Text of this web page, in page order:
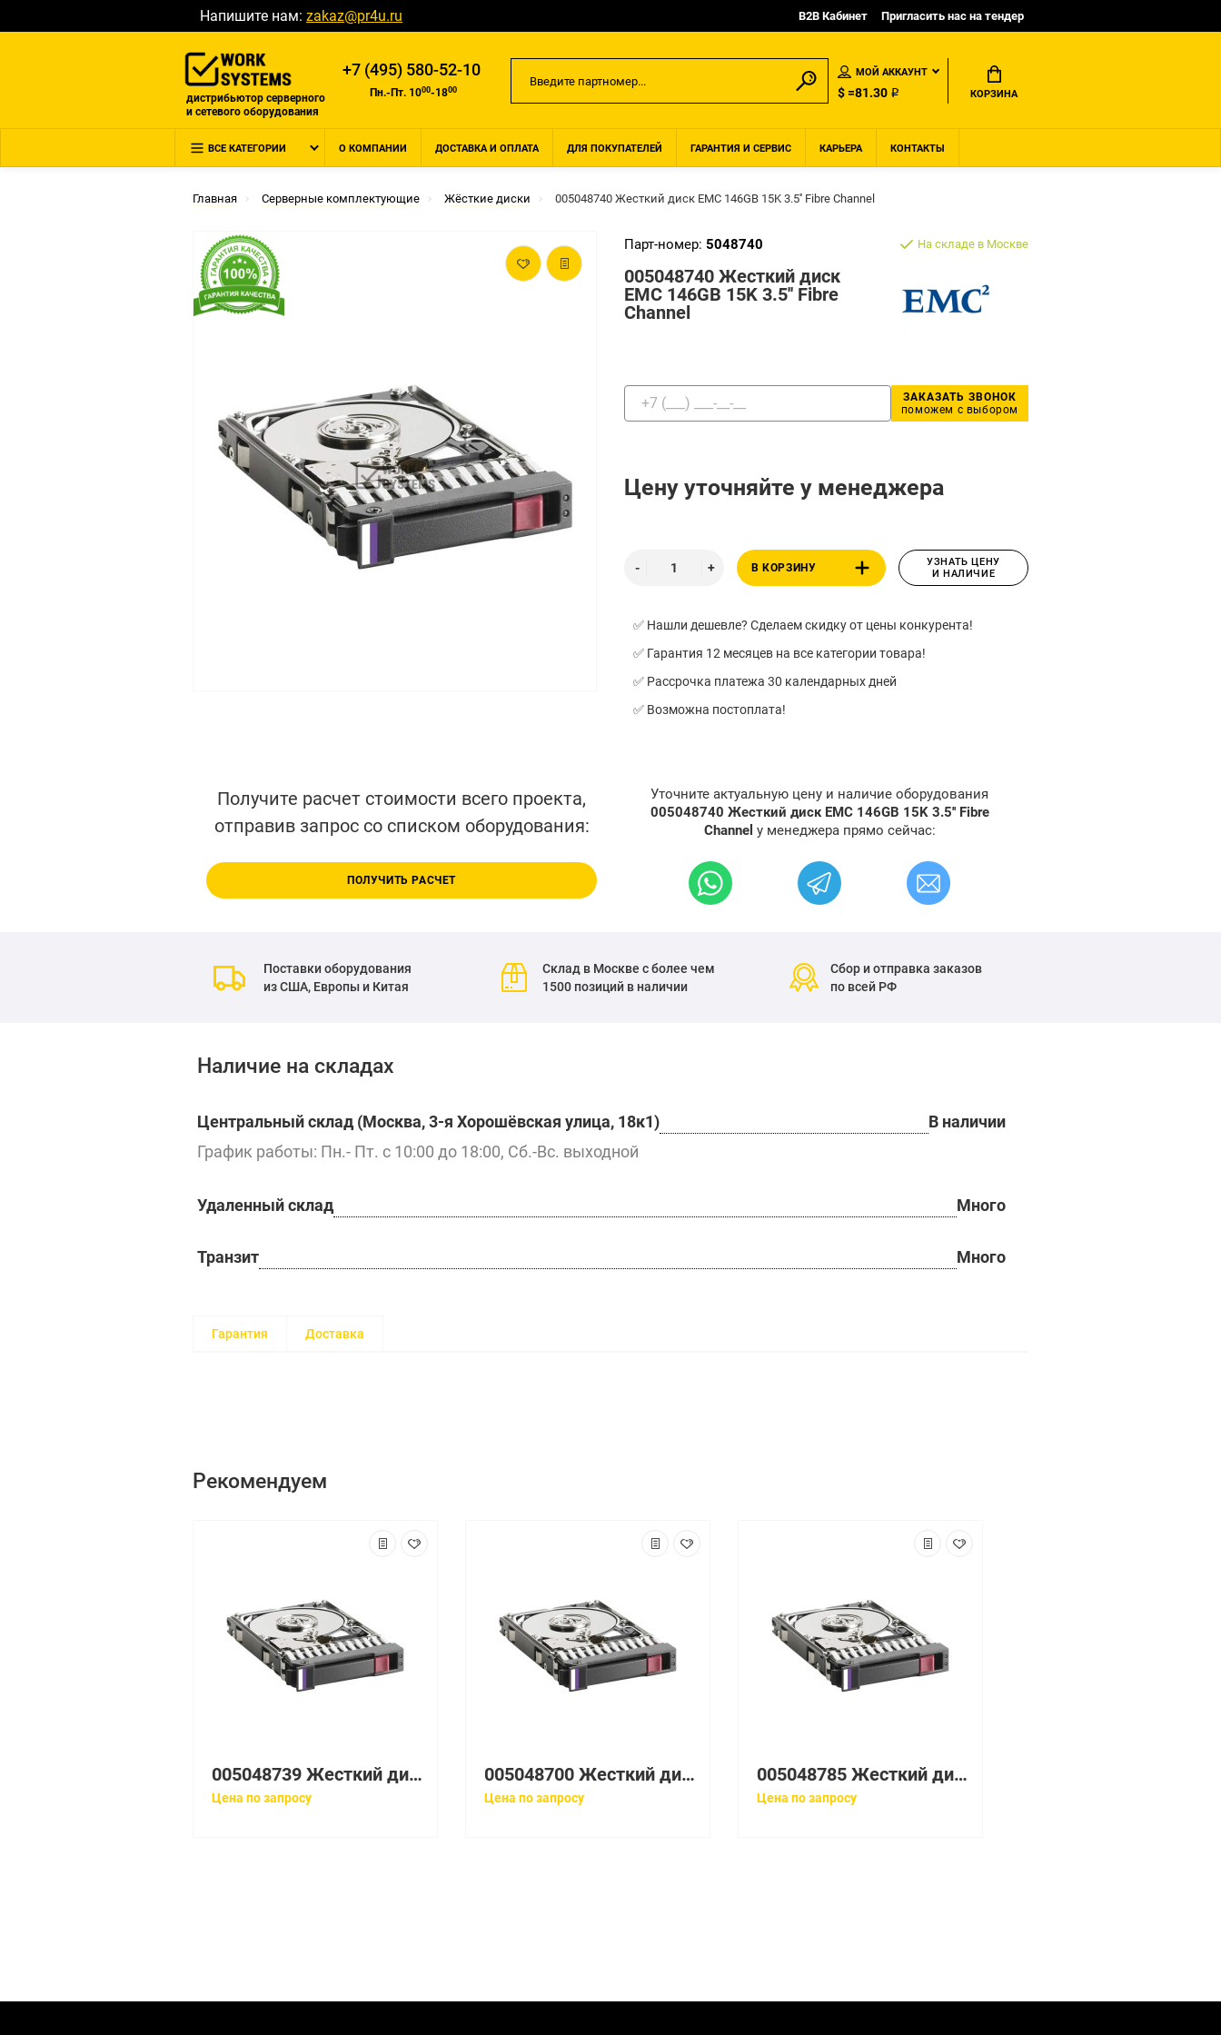
Напишите нам: zakaz@pr4u.ru B2B Кабинет Пригласить нас на тендер
дистрибьютор серверного
и сетевого оборудования
+7 (495) 580-52-10
Пн.-Пт. 1000-1800
МОЙ АККАУНТ
$ =81.30 ₽ КОРЗИНА
ВСЕ КАТЕГОРИИ О КОМПАНИИ ДОСТАВКА И ОПЛАТА ДЛЯ ПОКУПАТЕЛЕЙ ГАРАНТИЯ И СЕРВИС КАРЬЕРА КОНТАКТЫ
Главная Серверные комплектующие Жёсткие диски 005048740 Жесткий диск EMC 146GB 15K 3.5'' Fibre Channel
Парт-номер: 5048740
005048740 Жесткий диск
EMC 146GB 15K 3.5'' Fibre
Channel
На складе в Москве
ЗАКАЗАТЬ ЗВОНОК
поможем с выбором
Цену уточняйте у менеджера
В КОРЗИНУ
УЗНАТЬ ЦЕНУ
И НАЛИЧИЕ
✅ Нашли дешевле? Сделаем скидку от цены конкурента!
✅ Гарантия 12 месяцев на все категории товара!
✅ Рассрочка платежа 30 календарных дней
✅ Возможна постоплата!
Получите расчет стоимости всего проекта,
отправив запрос со списком оборудования:
ПОЛУЧИТЬ РАСЧЕТ
Уточните актуальную цену и наличие оборудования
005048740 Жесткий диск EMC 146GB 15K 3.5'' Fibre
Channel у менеджера прямо сейчас:
Поставки оборудования
из США, Европы и Китая
Склад в Москве с более чем
1500 позиций в наличии
Сбор и отправка заказов
по всей РФ
Наличие на складах
Центральный склад (Москва, 3-я Хорошёвская улица, 18к1)
В наличии
График работы: Пн.- Пт. с 10:00 до 18:00, Сб.-Вс. выходной
Удаленный склад Много
Транзит Много
Гарантия Доставка
Рекомендуем
005048739 Жесткий диск EMC 73GB 15K 3.5'' Fibre Channel
Цена по запросу
005048700 Жесткий диск EMC 73GB 15K 3.5'' Fibre Channel
Цена по запросу
005048785 Жесткий диск EMC 005048785
Цена по запросу